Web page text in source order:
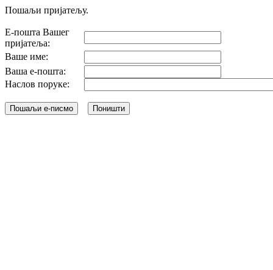
Пошаљи пријатељу.
Е-пошта Вашег
пријатеља:
Ваше име:
Ваша е-пошта:
Наслов поруке: